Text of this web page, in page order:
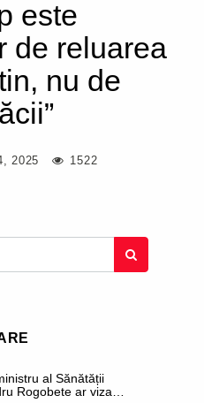
este
de reluarea
nu de
2025 1522
al Sănătății
Rogobete ar viza